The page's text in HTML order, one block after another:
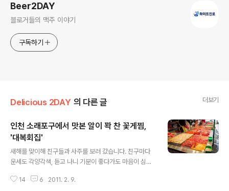
Beer2DAY
블로거들의 맥주 이야기
구독하기
Delicious 2DAY 의 다른 글 더보기
인천 소래포구에서 맛본 알이 꽉 찬 꽃게찜,
'대복회집'
새해를 맞이해 친구들과 사주를 보러 갔습니다. 친구마다
운세도 각양각색, 듣고 나니 기분이 좋다가도 마음이 심숭
다 문득 "바다나 보러 갈까?"하는 말이 나왔습니다. 마침
14 6 2011. 2. 9.